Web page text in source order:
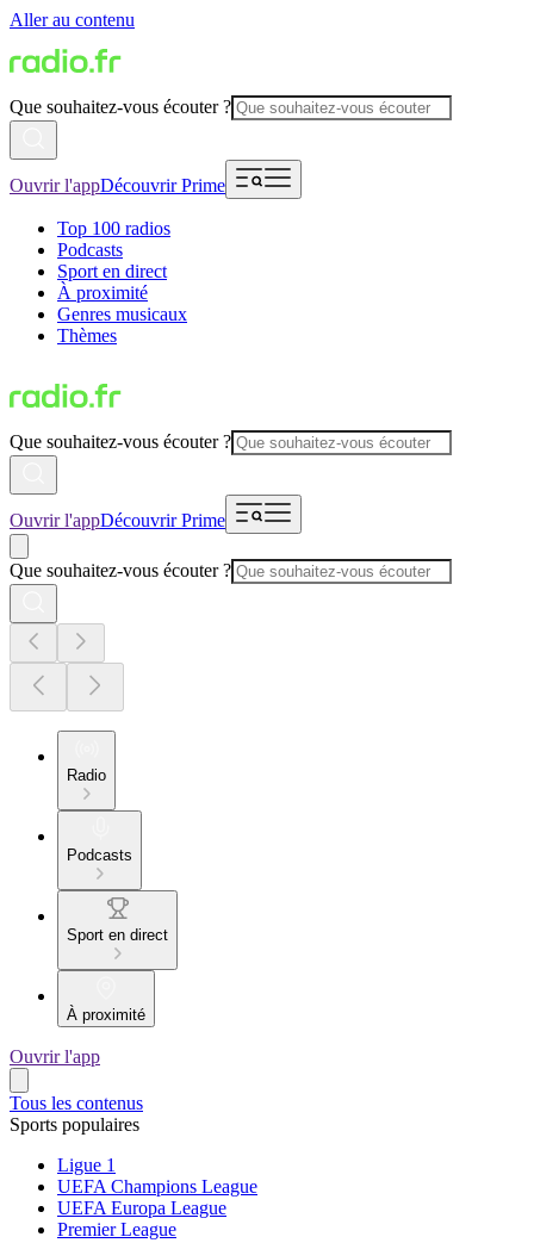
Aller au contenu
Que souhaitez-vous écouter ?
Ouvrir l'appDécouvrir Prime
Top 100 radios
Podcasts
Sport en direct
À proximité
Genres musicaux
Thèmes
Que souhaitez-vous écouter ?
Ouvrir l'appDécouvrir Prime
Que souhaitez-vous écouter ?
Radio
Podcasts
Sport en direct
À proximité
Ouvrir l'app
Tous les contenus
Sports populaires
Ligue 1
UEFA Champions League
UEFA Europa League
Premier League